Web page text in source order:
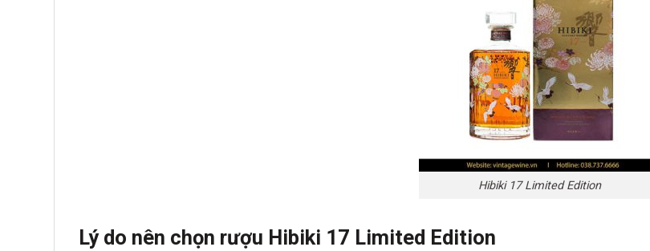
Hibiki 17 Limited Edition
Lý do nên chọn rượu Hibiki 17 Limited Edition